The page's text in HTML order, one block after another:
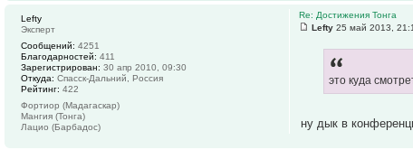
Re: Достижения Тонга
Lefty 25 май 2013,
это куда
ну дык в
Lefty
Эксперт
Сообщений: 4251
Благодарностей: 411
Зарегистрирован: 30 апр 2010, 09:30
Откуда: Спасск-Дальний, Россия
Рейтинг: 422
Фортиор (Мадагаскар)
Мангия (Тонга)
Лацио (Барбадос)